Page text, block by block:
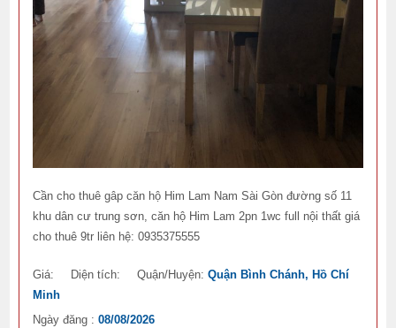
Cần cho thuê gâp căn hộ Him Lam Nam Sài Gòn đường số 11
khu dân cư trung sơn, căn hộ Him Lam 2pn 1wc full nội thất giá
cho thuê 9tr liên hệ: 0935375555
Giá: Diện tích: Quận/Huyện:Quận Bình Chánh, Hồ Chí
Minh
Ngày đăng :08/08/2026